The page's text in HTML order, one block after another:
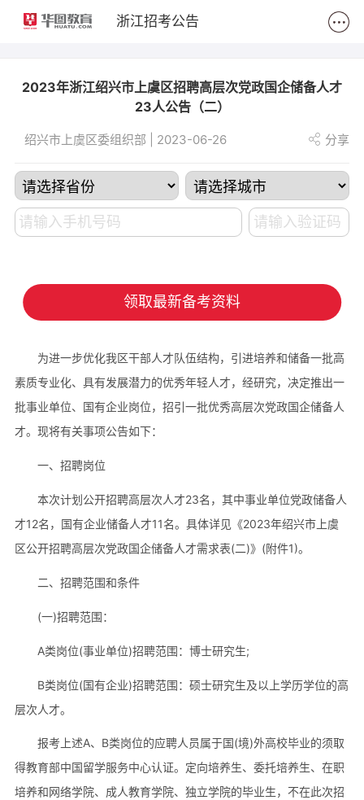
浙江招考公告
2023年浙江绍兴市上虞区招聘高层次党政国企储备人才
23人公告（二）
绍兴市上虞区委组织部 | 2023-06-26 分享
领取最新备考资料
为进一步优化我区干部人才队伍结构，引进培养和储备一批高
素质专业化、具有发展潜力的优秀年轻人才，经研究，决定推出一
批事业单位、国有企业岗位，招引一批优秀高层次党政国企储备人
才。现将有关事项公告如下：
一、招聘岗位
本次计划公开招聘高层次人才23名，其中事业单位党政储备人
才12名，国有企业储备人才11名。具体详见《2023年绍兴市上虞
区公开招聘高层次党政国企储备人才需求表(二)》(附件1)。
二、招聘范围和条件
(一)招聘范围：
A类岗位(事业单位)招聘范围：博士研究生;
B类岗位(国有企业)招聘范围：硕士研究生及以上学历学位的高
层次人才。
报考上述A、B类岗位的应聘人员属于国(境)外高校毕业的须取
得教育部中国留学服务中心认证。定向培养生、委托培养生、在职
培养和网络学院、成人教育学院、独立学院的毕业生，不在此次招